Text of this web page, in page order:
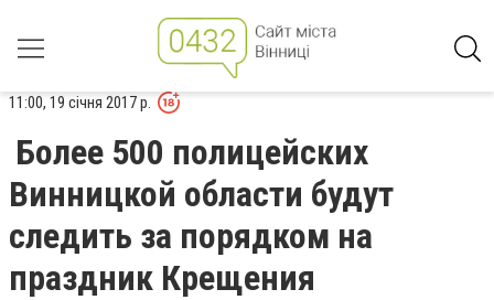
11:00, 19 січня 2017 р.
Более 500 полицейских
Винницкой области будут
следить за порядком на
праздник Крещения